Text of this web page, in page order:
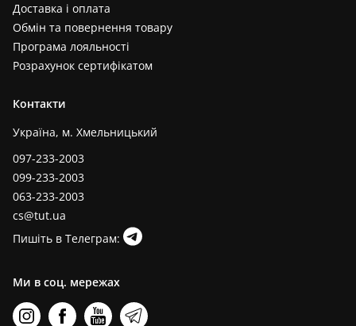
Доставка і оплата
Обмін та повернення товару
Програма лояльності
Розрахунок сертифікатом
Контакти
Україна, м. Хмельницький
097-233-2003
099-233-2003
063-233-2003
cs@tut.ua
Пишіть в Телеграм:
Ми в соц. мережах